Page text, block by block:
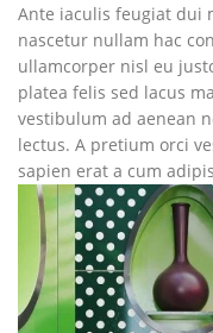
Ante iaculis feugiat dui
nascetur nullam hac
ullamcorper nisl eu
platea felis sed lacus
vestibulum ad aenean
lectus. A pretium orci
sapien erat a cum